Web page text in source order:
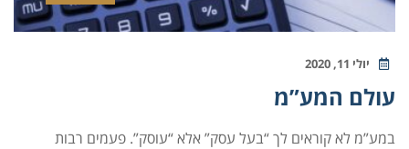
יולי 11, 2020
עולם המע”מ
במע”מ לא קוראים לך “בעל עסק” אלא “עוסק”. פעמים רבות